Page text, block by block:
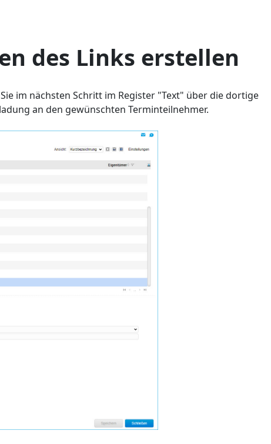
des Links erstellen
im nächsten Schritt im Register "Text" über die dortige
an den gewünschten Terminteilnehmer.